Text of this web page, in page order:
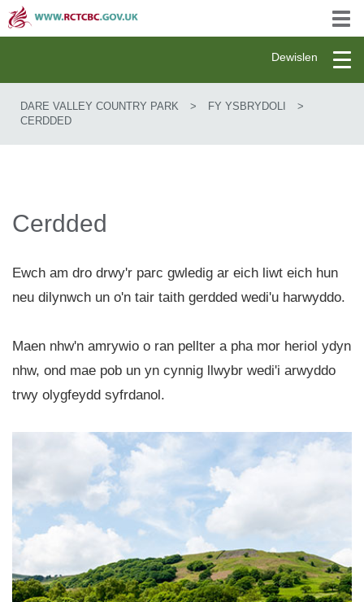
to
main
Toggle
Dewislen
DARE VALLEY COUNTRY PARK > FY YSBRYDOLI
>
CERDDED
Cerdded
Ewch am dro drwy'r parc gwledig ar eich liwt eich hun
neu dilynwch un o'n tair taith gerdded wedi'u harwyddo.
Maen nhw'n amrywio o ran pellter a pha mor heriol ydyn
nhw, ond mae pob un yn cynnig llwybr wedi'i arwyddo
trwy olygfeydd syfrdanol.